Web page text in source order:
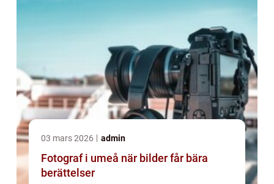
03 mars 2026 admin
Fotograf i umeå när bilder får bära
berättelser